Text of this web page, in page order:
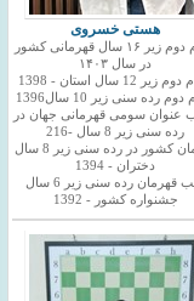
هستی خسروی
مقام دوم زیر ۱۶ سال قهرمانی کشور
در سال ۱۴۰۳
زیر 12 سال استان - 1398
رده سنی زیر 10 سال1396
عنوان سومی قهرمانی جهان در
رده سنی زیر 8 سال -216
قهرمان کشور در رده سنی زیر 8 سال
دختران - 1394
نایب قهرمان رده سنی زیر 6 سال
جشنواره کشور - 1392